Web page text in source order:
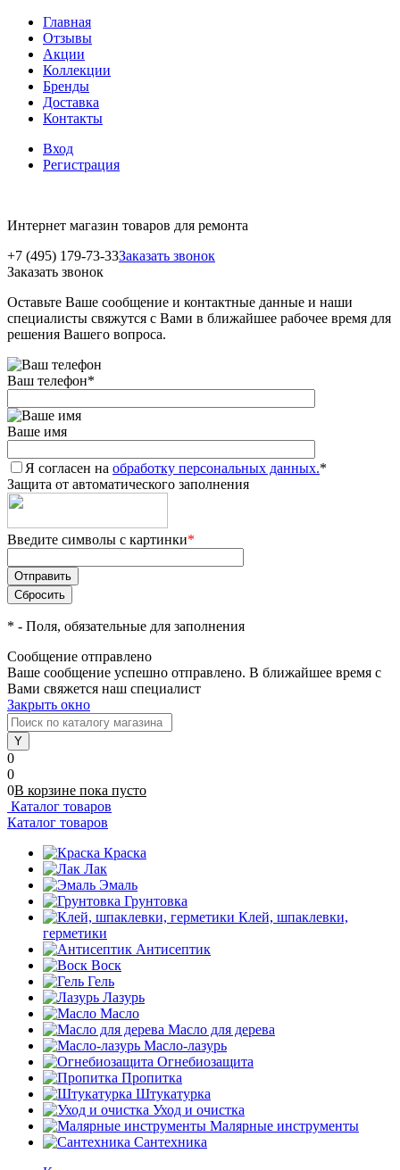
Главная
Отзывы
Акции
Коллекции
Бренды
Доставка
Контакты
Вход
Регистрация
Интернет магазин товаров для ремонта
+7 (495) 179-73-33Заказать звонок
Заказать звонок
Оставьте Ваше сообщение и контактные данные и наши
специалисты свяжутся с Вами в ближайшее рабочее время для
решения Вашего вопроса.
Ваш телефон*
Ваше имя
Я согласен на обработку персональных данных.*
Защита от автоматического заполнения
Введите символы с картинки*
* - Поля, обязательные для заполнения
Сообщение отправлено
Ваше сообщение успешно отправлено. В ближайшее время с
Вами свяжется наш специалист
Закрыть окно
0
0
0В корзине пока пусто
Каталог товаров
Каталог товаров
Краска
Лак
Эмаль
Грунтовка
Клей, шпаклевки,
герметики
Антисептик
Воск
Гель
Лазурь
Масло
Масло для дерева
Масло-лазурь
Огнебиозащита
Пропитка
Штукатурка
Уход и очистка
Малярные инструменты
Сантехника